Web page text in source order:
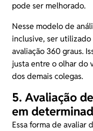
pode ser melhorado.
Nesse modelo de
inclusive, ser
avaliação 360 graus.
justa entre o olhar do
dos demais colegas.
5. Avaliação
em
Essa forma de avaliar